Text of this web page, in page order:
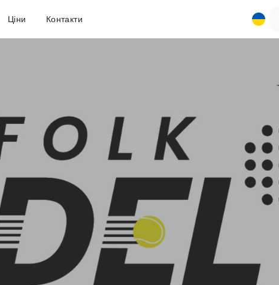
Ціни Контакти